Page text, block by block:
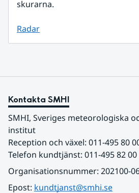
skurarna.
Radar
Kontakta SMHI
SMHI, Sveriges meteorologiska
institut
Reception och växel: 011-495 80
Telefon kundtjänst: 011-495 82 00
Organisationsnummer: 202100-
Epost: kundtjanst@smhi.se